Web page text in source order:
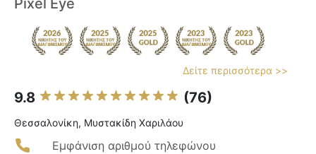
Pixel Eye
Δείτε περισσότερα >>
9.8 (76)
Θεσσαλονίκη, Μυστακίδη Χαριλάου
Εμφάνιση αριθμού τηλεφώνου